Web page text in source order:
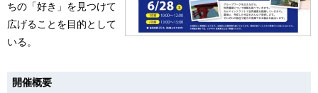
ちの「好き」を見つけて
広げることを目的として
いる。
開催概要